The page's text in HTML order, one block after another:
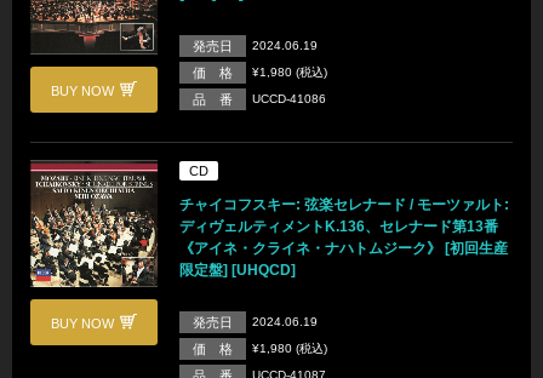
BUY NOW
発売日 2024.06.19
価 格 ¥1,980 (税込)
品 番 UCCD-41086
BUY NOW
CD
チャイコフスキー: 弦楽セレナード / モーツァルト:
ディヴェルティメントK.136、セレナード第13番
《アイネ・クライネ・ナハトムジーク》 [初回生産
限定盤] [UHQCD]
発売日 2024.06.19
価 格 ¥1,980 (税込)
UCCD-41087